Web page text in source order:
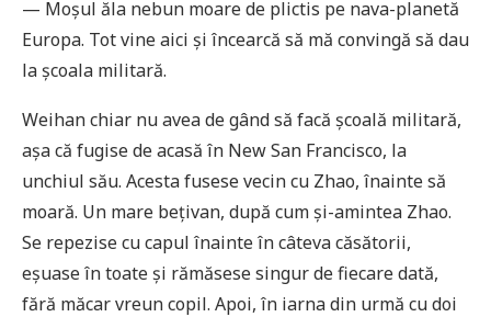
— Moșul ăla nebun moare de plictis pe nava-planetă
Europa. Tot vine aici și încearcă să mă convingă să dau
la școala militară.
Weihan chiar nu avea de gând să facă școală militară,
așa că fugise de acasă în New San Francisco, la
unchiul său. Acesta fusese vecin cu Zhao, înainte să
moară. Un mare bețivan, după cum și-amintea Zhao.
Se repezise cu capul înainte în câteva căsătorii,
eșuase în toate și rămăsese singur de fiecare dată,
fără măcar vreun copil. Apoi, în iarna din urmă cu doi